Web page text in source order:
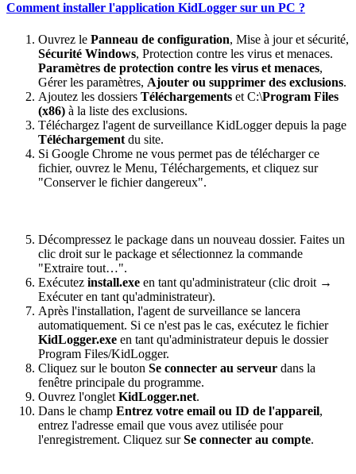
Comment installer l'application KidLogger sur un PC ?
Ouvrez le Panneau de configuration, Mise à jour et sécurité,
Sécurité Windows, Protection contre les virus et menaces.
Paramètres de protection contre les virus et menaces,
Gérer les paramètres, Ajouter ou supprimer des exclusions.
Ajoutez les dossiers Téléchargements et C:\Program Files
(x86) à la liste des exclusions.
Téléchargez l'agent de surveillance KidLogger depuis la page
Téléchargement du site.
Si Google Chrome ne vous permet pas de télécharger ce
fichier, ouvrez le Menu, Téléchargements, et cliquez sur
"Conserver le fichier dangereux".
Décompressez le package dans un nouveau dossier. Faites un
clic droit sur le package et sélectionnez la commande
"Extraire tout…".
Exécutez install.exe en tant qu'administrateur (clic droit →
Exécuter en tant qu'administrateur).
Après l'installation, l'agent de surveillance se lancera
automatiquement. Si ce n'est pas le cas, exécutez le fichier
KidLogger.exe en tant qu'administrateur depuis le dossier
Program Files/KidLogger.
Cliquez sur le bouton Se connecter au serveur dans la
fenêtre principale du programme.
Ouvrez l'onglet KidLogger.net.
Dans le champ Entrez votre email ou ID de l'appareil,
entrez l'adresse email que vous avez utilisée pour
l'enregistrement. Cliquez surSe connecter au compte.